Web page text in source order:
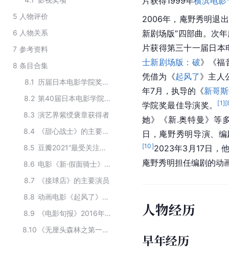
5 人物评价
6 人物关系
7 参考资料
8 条目合集
8.1
历届日本电影学院奖最佳导演
8.2
第40届日本电影学院奖获奖人物
8.3 演艺界紫绶褒章获得者
8.4
《甜心战士》的主要演员
8.5
豆瓣2021“最受关注导演”
8.6
电影《新·假面骑士》主要演职员
8.7
《接球店》的主要演员
8.8
动画电影《起风了》全部演员
8.9
《电影旬报》2016年度个人奖项
8.10
《无厘头森林之第一次接触》的主要演员
2006年，庵野秀明退出
新剧场版”四部曲。次
片获得第三十一届日
士新剧场版：破》《福
凭借为《起风了》主人
年7月，执导的《新哥
学院奖最佳导演奖。
[1][
她》《新.奥特曼》等
日，庵野秀明导演、
[10]2023年3月17日，
庵野秀明担任编剧的动
人物经历
早年经历